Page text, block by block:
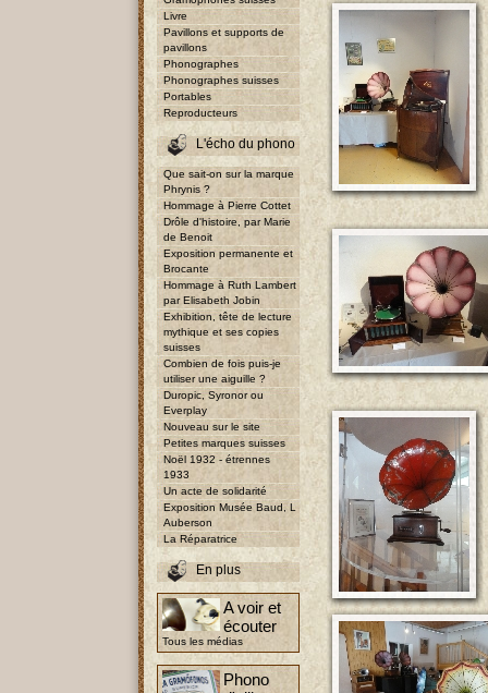
Livre
Pavillons et supports de
pavillons
Phonographes
Phonographes suisses
Portables
Reproducteurs
L'écho du phono
Que sait-on sur la marque
Phrynis ?
Hommage à Pierre Cottet
Drôle d'histoire, par Marie
de Benoit
Exposition permanente et
Brocante
Hommage à Ruth Lambert
par Elisabeth Jobin
Exhibition, tête de lecture
mythique et ses copies
suisses
Combien de fois puis-je
utiliser une aiguille ?
Duropic, Syronor ou
Everplay
Nouveau sur le site
Petites marques suisses
Noël 1932 - étrennes
1933
Un acte de solidarité
Exposition Musée Baud, L
Auberson
La Réparatrice
En plus
A voir et
écouter
Tous les médias
Phono